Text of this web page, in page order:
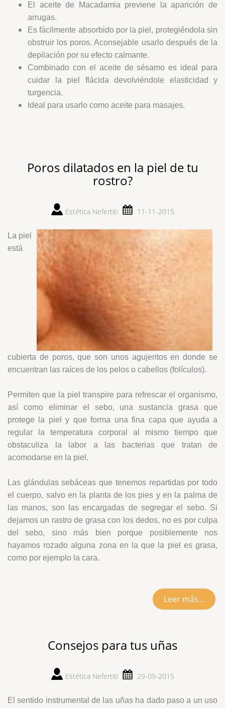
El aceite de Macadamia previene la aparición de
arrugas.
Es fácilmente absorbido por la piel, protegiéndola sin
obstruir los poros. Aconsejable usarlo después de la
depilación por su efecto calmante.
Combinado con el aceite de sésamo es ideal para
cuidar la piel flácida devolviéndole elasticidad y
turgencia.
Ideal para usarlo como aceite para masajes.
Poros dilatados en la piel de tu
rostro?
Estética Nefertiti 11-11-2015
La piel
está
cubierta de poros, que son unos agujeritos en donde se
encuentran las raíces de los pelos o cabellos (folículos).
Permiten que la piel transpire para refrescar el organismo,
así como eliminar el sebo, una sustancia grasa que
protege la piel y que forma una fina capa que ayuda a
regular la temperatura corporal al mismo tiempo que
obstaculiza la labor a las bacterias que tratan de
acomodarse en la piel.
Las glándulas sebáceas que tenemos repartidas por todo
el cuerpo, salvo en la planta de los pies y en la palma de
las manos, son las encargadas de segregar el sebo. Si
dejamos un rastro de grasa con los dedos, no es por culpa
del sebo, sino más bien porque posiblemente nos
hayamos rozado alguna zona en la que la piel es grasa,
como por ejemplo la cara.
Leer más...
Consejos para tus uñas
Estética Nefertiti 29-09-2015
El sentido instrumental de las uñas ha dado paso a un uso